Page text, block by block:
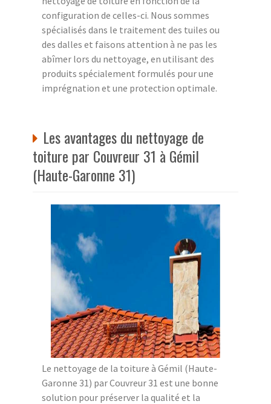
configuration de celles-ci. Nous sommes
spécialisés dans le traitement des tuiles ou
des dalles et faisons attention à ne pas les
abîmer lors du nettoyage, en utilisant des
produits spécialement formulés pour une
imprégnation et une protection optimale.
Les avantages du nettoyage de
toiture par Couvreur 31 à Gémil
(Haute-Garonne 31)
Le nettoyage de la toiture à Gémil (Haute-
Garonne 31) par Couvreur 31 est une bonne
solution pour préserver la qualité et la